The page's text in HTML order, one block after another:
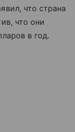
что страна
что они
в год.